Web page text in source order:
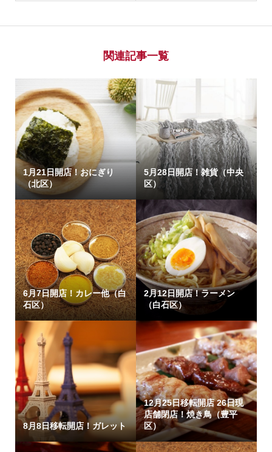
関連記事一覧
1月21日開店！おにぎり
（北区）
5月28日開店！雑貨（中央
区）
6月7日開店！カレー他（白
石区）
2月12日開店！ラーメン
（白石区）
8月8日移転開店！ガレット
12月25日移転開店 26日現
店舗閉店！焼き鳥（豊平
区）